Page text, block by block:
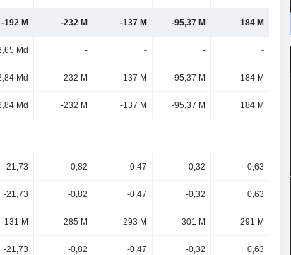
-192 M -232 M -137 M -95,37 M 184 M
Md - - - -
Md -232 M -137 M -95,37 M 184 M
Md -232 M -137 M -95,37 M 184 M
-21,73 -0,82 -0,47 -0,32 0,63
-21,73 -0,82 -0,47 -0,32 0,63
131 M 285 M 293 M 301 M 291 M
-21,73 -0,82 -0,47 -0,32 0,63